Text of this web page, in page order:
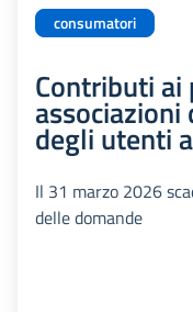
consumatori
Contributi
degli utenti
Il 31 marzo 2026
delle domande